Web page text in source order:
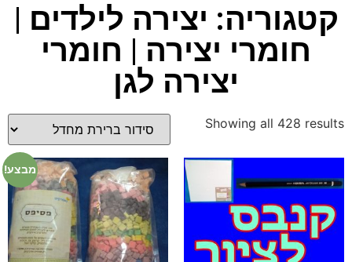
קטגוריה: יצירה לילדים |
חומרי יצירה | חומרי
יצירה לגן
Showing all 428 results
מבצע!